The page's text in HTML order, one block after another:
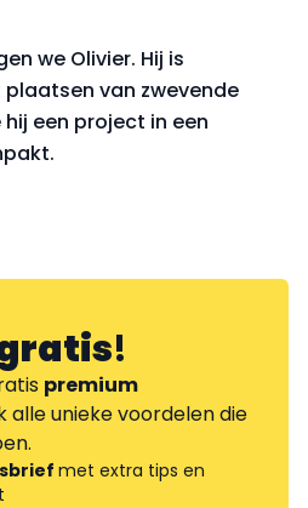
we Olivier. Hij is
van zwevende
een project in een
!
premium
alle unieke voordelen die
met extra tips en